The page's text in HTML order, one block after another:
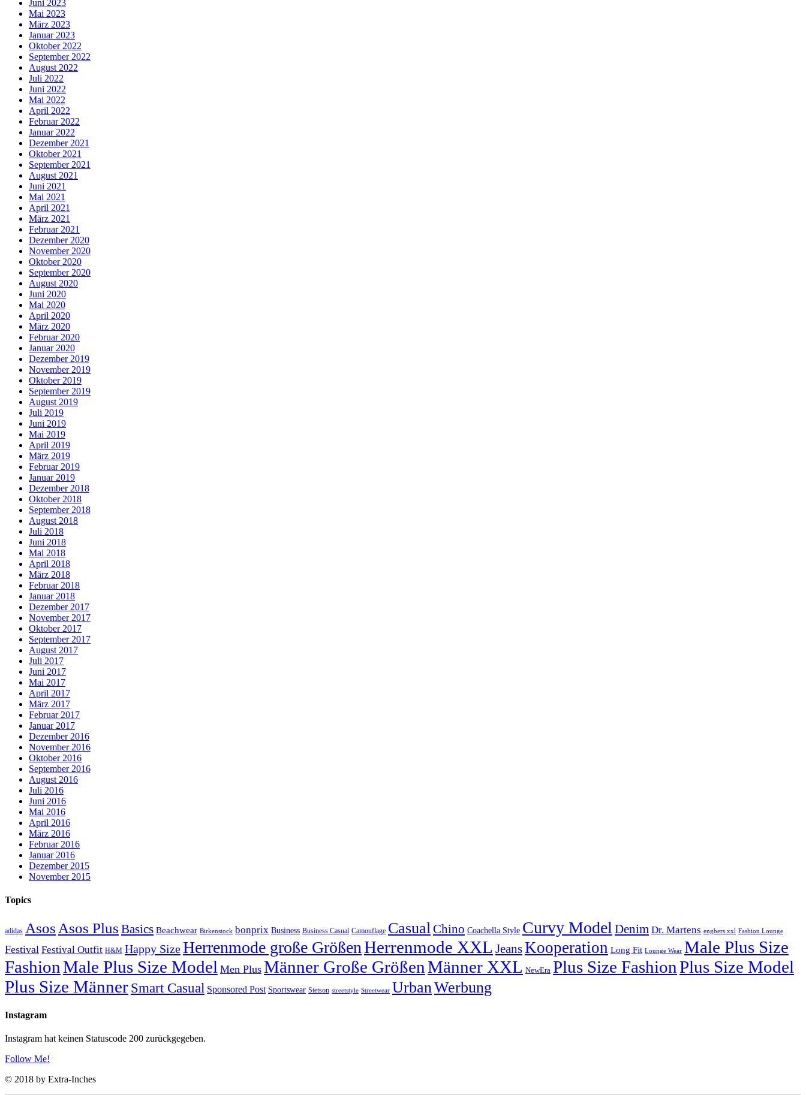
Juni 2023
Mai 2023
März 2023
Januar 2023
Oktober 2022
September 2022
August 2022
Juli 2022
Juni 2022
Mai 2022
April 2022
Februar 2022
Januar 2022
Dezember 2021
Oktober 2021
September 2021
August 2021
Juni 2021
Mai 2021
April 2021
März 2021
Februar 2021
Dezember 2020
November 2020
Oktober 2020
September 2020
August 2020
Juni 2020
Mai 2020
April 2020
März 2020
Februar 2020
Januar 2020
Dezember 2019
November 2019
Oktober 2019
September 2019
August 2019
Juli 2019
Juni 2019
Mai 2019
April 2019
März 2019
Februar 2019
Januar 2019
Dezember 2018
Oktober 2018
September 2018
August 2018
Juli 2018
Juni 2018
Mai 2018
April 2018
März 2018
Februar 2018
Januar 2018
Dezember 2017
November 2017
Oktober 2017
September 2017
August 2017
Juli 2017
Juni 2017
Mai 2017
April 2017
März 2017
Februar 2017
Januar 2017
Dezember 2016
November 2016
Oktober 2016
September 2016
August 2016
Juli 2016
Juni 2016
Mai 2016
April 2016
März 2016
Februar 2016
Januar 2016
Dezember 2015
November 2015
Topics
adidas Asos Asos Plus Basics Beachwear Birkenstock bonprix Business Business Casual Camouflage CasualChino Coachella Style Curvy ModelDenim Dr. Martens engbers xxl Fashion Lounge
Festival Festival Outfit H&M Happy SizeHerrenmode große GrößenHerrenmode XXL JeansKooperation Long Fit Lounge Wear Male Plus Size
FashionMale Plus Size Model Men Plus Männer Große GrößenMänner XXL NewEra Plus Size FashionPlus Size Model
Plus Size MännerSmart Casual Sponsored Post Sportswear Stetson streetstyle Streetwear UrbanWerbung
Instagram
Instagram hat keinen Statuscode 200 zurückgegeben.
Follow Me!
© 2018 by Extra-Inches